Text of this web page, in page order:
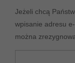
Jeżeli chcą
wpisanie adresu
można